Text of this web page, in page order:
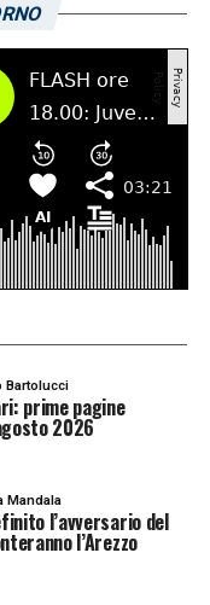
Bartolucci
prime pagine
2026
Mandala
l’avversario del
l’Arezzo